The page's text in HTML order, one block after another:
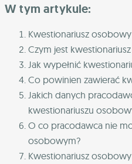
W tym artykule:
Kwestionariusz
Czym jest
Jak wypełnić
Co powinien zawierać
Jakich danych
kwestionariuszu
O co pracodawca nie
osobowym?
Kwestionariusz osobowy